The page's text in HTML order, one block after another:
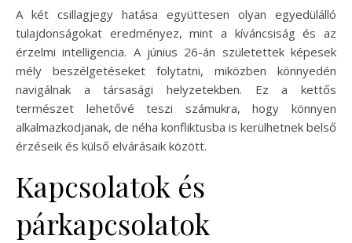
A két csillagjegy hatása együttesen olyan egyedülálló
tulajdonságokat eredményez, mint a kíváncsiság és az
érzelmi intelligencia. A június 26-án születettek képesek
mély beszélgetéseket folytatni, miközben könnyedén
navigálnak a társasági helyzetekben. Ez a kettős
természet lehetővé teszi számukra, hogy könnyen
alkalmazkodjanak, de néha konfliktusba is kerülhetnek belső
érzéseik és külső elvárásaik között.
Kapcsolatok és
párkapcsolatok